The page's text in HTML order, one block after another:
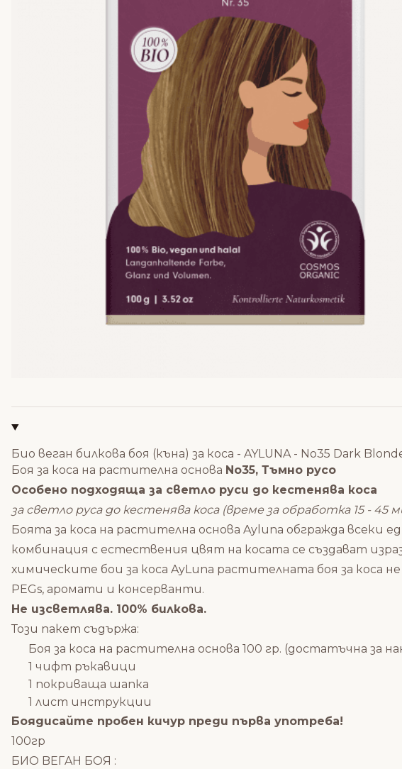
Био веган билкова боя (къна) за коса - AYLUNA - No35 Dark
Боя за коса на растителна основа No35, Тъмно русо
Особено подходящa за светло руси до кестенява коса
за светло руса до кестенява коса (време за обработка 15
Боята за коса на растителна основа Ayluna обгражда
комбинация с естествения цвят на косата се създават
химическите бои за коса AyLuna растителната боя за коса
PEGs, аромати и консерванти.
Не изсветлява. 100% билковa.
Този пакет съдържа:
Боя за коса на растителна основа 100 гр. (достатъчна за
1 чифт ръкавици
1 покриваща шапка
1 лист инструкции
Боядисайте пробен кичур преди първа употреба!
100гр
БИO BEГAH БOЯ :